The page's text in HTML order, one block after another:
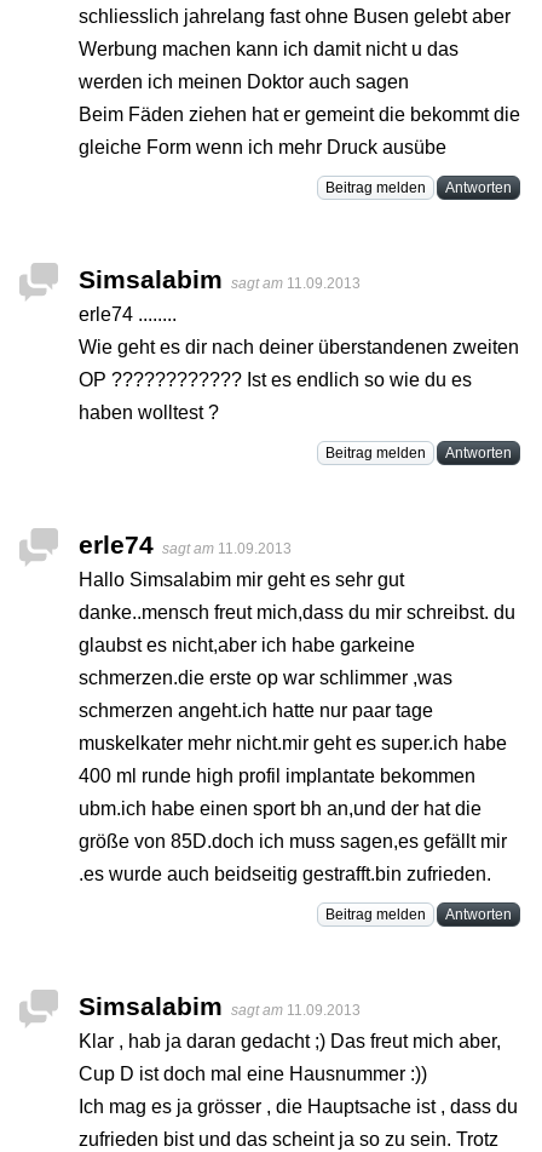
schliesslich jahrelang fast ohne Busen gelebt aber
Werbung machen kann ich damit nicht u das
werden ich meinen Doktor auch sagen
Beim Fäden ziehen hat er gemeint die bekommt die
gleiche Form wenn ich mehr Druck ausübe
Beitrag melden Antworten
Simsalabim sagt am 11.09.2013
erle74 ........
Wie geht es dir nach deiner überstandenen zweiten
OP ???????????? Ist es endlich so wie du es
haben wolltest ?
Beitrag melden Antworten
erle74 sagt am 11.09.2013
Hallo Simsalabim mir geht es sehr gut
danke..mensch freut mich,dass du mir schreibst. du
glaubst es nicht,aber ich habe garkeine
schmerzen.die erste op war schlimmer ,was
schmerzen angeht.ich hatte nur paar tage
muskelkater mehr nicht.mir geht es super.ich habe
400 ml runde high profil implantate bekommen
ubm.ich habe einen sport bh an,und der hat die
größe von 85D.doch ich muss sagen,es gefällt mir
.es wurde auch beidseitig gestrafft.bin zufrieden.
Beitrag melden Antworten
Simsalabim sagt am 11.09.2013
Klar , hab ja daran gedacht ;) Das freut mich aber,
Cup D ist doch mal eine Hausnummer :))
Ich mag es ja grösser , die Hauptsache ist , dass du
zufrieden bist und das scheint ja so zu sein. Trotz